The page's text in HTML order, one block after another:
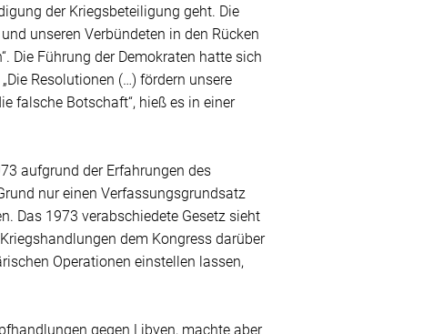
der Kriegsbeteiligung geht. Die
unseren Verbündeten in den Rücken
Die Führung der Demokraten hatte sich
Resolutionen (…) fördern unsere
falsche Botschaft“, hieß es in einer
aufgrund der Erfahrungen des
nur einen Verfassungsgrundsatz
Das 1973 verabschiedete Gesetz sieht
dem Kongress darüber
Operationen einstellen lassen,
gegen Libyen, machte aber